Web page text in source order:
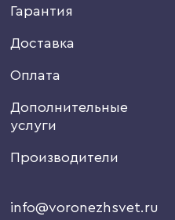
Гарантия
Доставка
Оплата
Дополнительные
услуги
Производители
info@voronezhsvet.ru